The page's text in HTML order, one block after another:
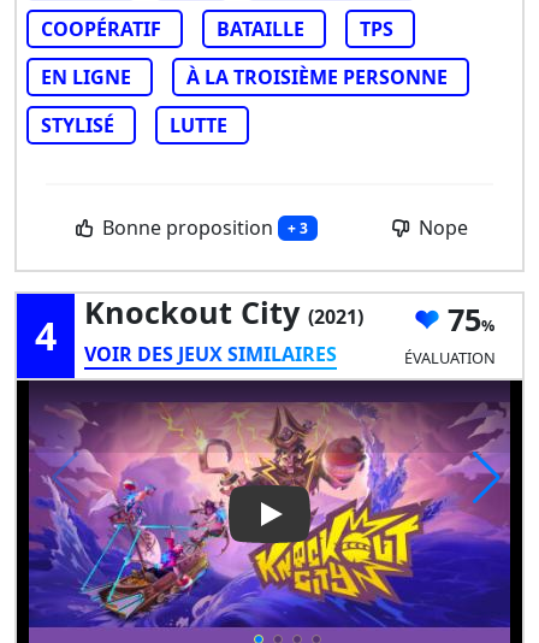
COOPÉRATIF
BATAILLE
TPS
EN LIGNE
À LA TROISIÈME PERSONNE
STYLISÉ
LUTTE
Bonne proposition + 3 Nope
4 Knockout City (2021)
VOIR DES JEUX SIMILAIRES
75
ÉVALUATION
Play Video: Knockout City